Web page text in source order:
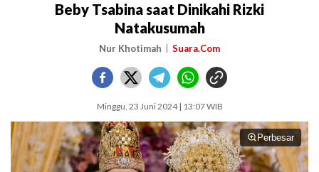
Beby Tsabina saat Dinikahi Rizki
Natakusumah
Nur Khotimah Suara.Com
Minggu, 23 Juni 2024 | 13:07 WIB
Perbesar